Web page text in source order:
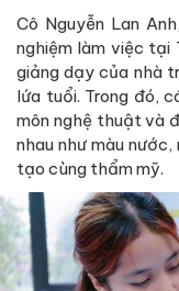
Cô Nguyễn Lan
nghiệm làm việc tại
giảng dạy của nhà
lứa tuổi. Trong đó,
môn nghệ thuật và
nhau như màu
tạo cùng thẩm mỹ.